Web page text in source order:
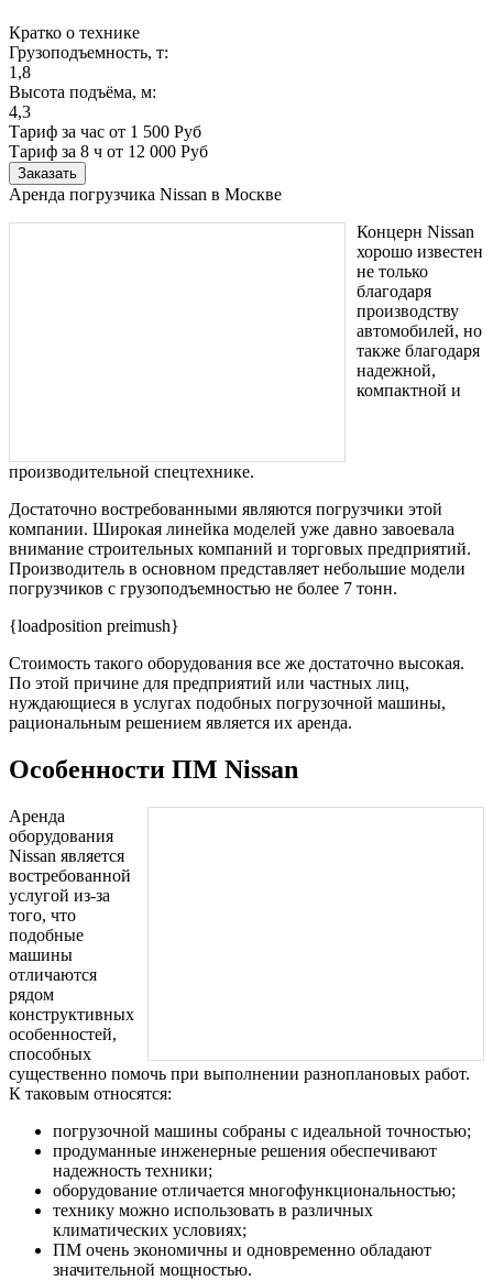
Кратко о технике
Грузоподъемность, т:
1,8
Высота подъёма, м:
4,3
Тариф за час от 1 500 Руб
Тариф за 8 ч от 12 000 Руб
Заказать
Аренда погрузчика Nissan в Москве
Концерн Nissan
хорошо известен
не только
благодаря
производству
автомобилей, но
также благодаря
надежной,
компактной и
производительной спецтехнике.
Достаточно востребованными являются погрузчики этой
компании. Широкая линейка моделей уже давно завоевала
внимание строительных компаний и торговых предприятий.
Производитель в основном представляет небольшие модели
погрузчиков с грузоподъемностью не более 7 тонн.
{loadposition preimush}
Стоимость такого оборудования все же достаточно высокая.
По этой причине для предприятий или частных лиц,
нуждающиеся в услугах подобных погрузочной машины,
рациональным решением является их аренда.
Особенности ПМ Nissan
Аренда
оборудования
Nissan является
востребованной
услугой из-за
того, что
подобные
машины
отличаются
рядом
конструктивных
особенностей,
способных
существенно помочь при выполнении разноплановых работ.
К таковым относятся:
погрузочной машины собраны с идеальной точностью;
продуманные инженерные решения обеспечивают
надежность техники;
оборудование отличается многофункциональностью;
технику можно использовать в различных
климатических условиях;
ПМ очень экономичны и одновременно обладают
значительной мощностью.